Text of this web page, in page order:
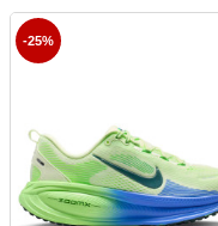
-25%